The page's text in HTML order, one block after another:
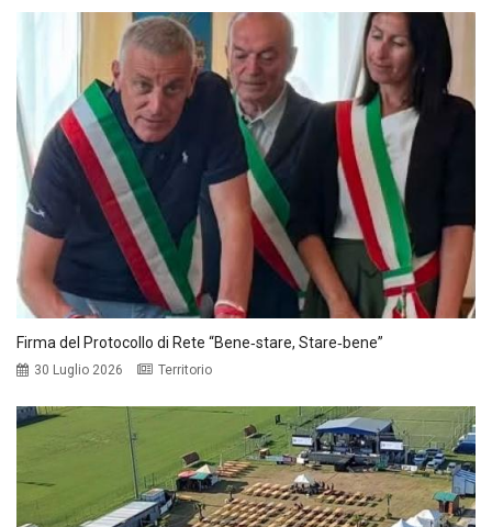
Firma del Protocollo di Rete “Bene‑stare, Stare‑bene”
30 Luglio 2026 Territorio